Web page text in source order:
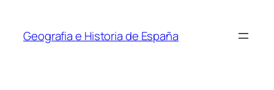
contenido
Geografia e Historia de España